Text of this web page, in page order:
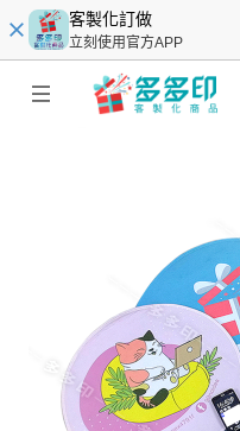
客製化訂做
立刻使用官方APP